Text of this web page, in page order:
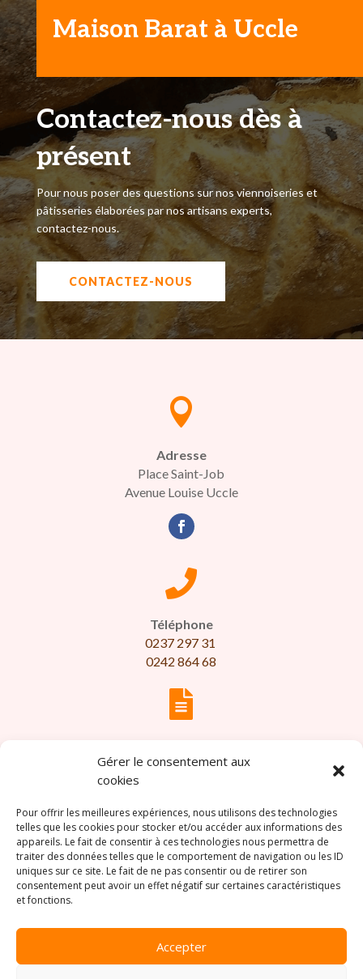
Gérer le consentement aux
cookies
Pour offrir les meilleures expériences, nous utilisons des technologies
telles que les cookies pour stocker et/ou accéder aux informations des
appareils. Le fait de consentir à ces technologies nous permettra de
traiter des données telles que le comportement de navigation ou les ID
uniques sur ce site. Le fait de ne pas consentir ou de retirer son
consentement peut avoir un effet négatif sur certaines caractéristiques
et fonctions.
Accepter
Maison Barat à Uccle
Contactez-nous dès à
présent
Pour nous poser des questions sur nos viennoiseries et
pâtisseries élaborées par nos artisans experts,
contactez-nous.
CONTACTEZ-NOUS

Adresse
Place Saint-Job
Avenue Louise Uccle

Téléphone
0237 297 31
0242 864 68

BE0630.999.549

Horaires
– Place Saint-Job –
Lundi au samedi – 7h00 à 19h00,
Lundi au samedi – 7h00 à 18h30,
Dimanche – 7h00 à 17h00